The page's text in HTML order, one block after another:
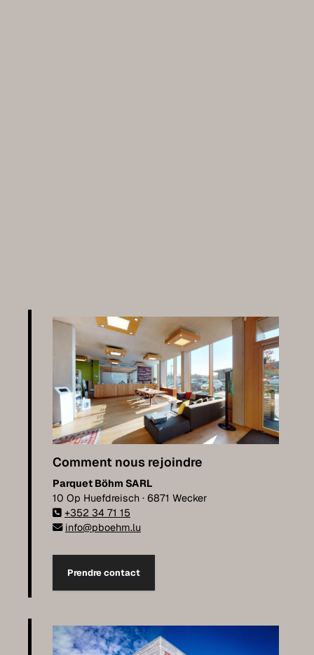
Comment nous rejoindre
Parquet Böhm SARL
10 Op Huefdreisch · 6871 Wecker
+352 34 71 15
info@pboehm.lu
Prendre contact